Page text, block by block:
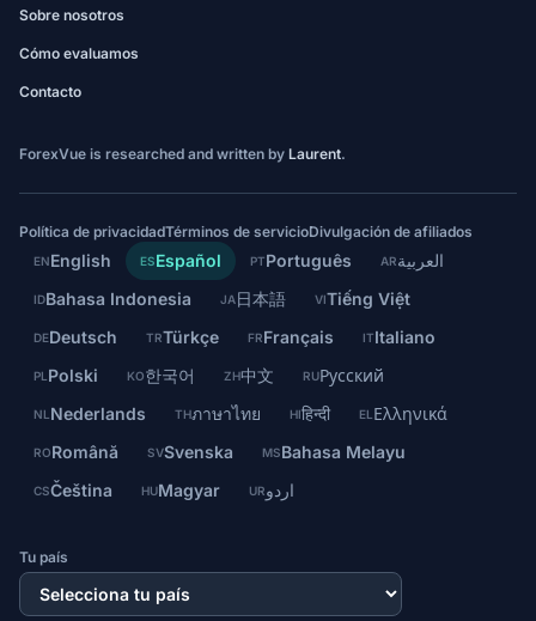
Sobre nosotros
Cómo evaluamos
Contacto
ForexVue is researched and written by Laurent.
Política de privacidadTérminos de servicioDivulgación de afiliados
ENEnglish ESEspañol PTPortuguês ARالعربية
IDBahasa Indonesia JA日本語 VITiếng Việt
DEDeutsch TRTürkçe FRFrançais ITItaliano
PL Polski KO한국어 ZH中文 RUРусский
NL Nederlands THภาษาไทย HIहिन्दी EL Ελληνικά
RORomână SVSvenska MSBahasa Melayu
CSČeština HUMagyar URاردو
Tu país